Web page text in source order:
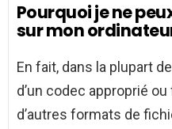
Pourquoi je ne
sur mon
En fait, dans la plupart
d’un codec approprié
d’autres formats de